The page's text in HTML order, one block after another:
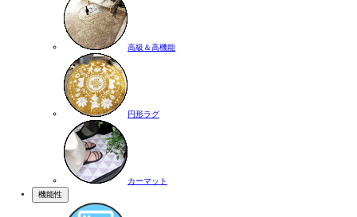
高級＆高機能
円形ラグ
カーマット
機能性